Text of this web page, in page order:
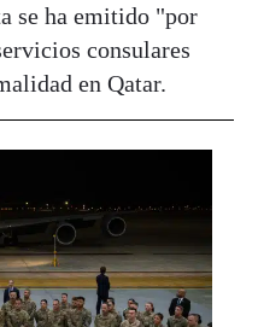
se ha emitido "por
consulares
en Qatar.